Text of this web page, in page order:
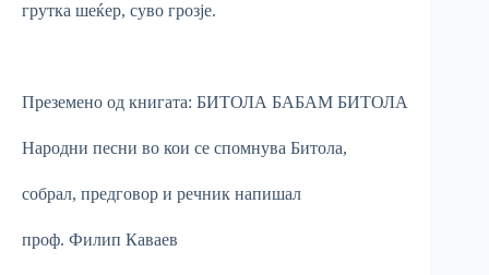
грутка шеќер, суво грозје.
Преземено од книгата: БИТОЛА БАБАМ БИТОЛА
Народни песни во кои се спомнува Битола,
собрал, предговор и речник напишал
проф. Филип Каваев